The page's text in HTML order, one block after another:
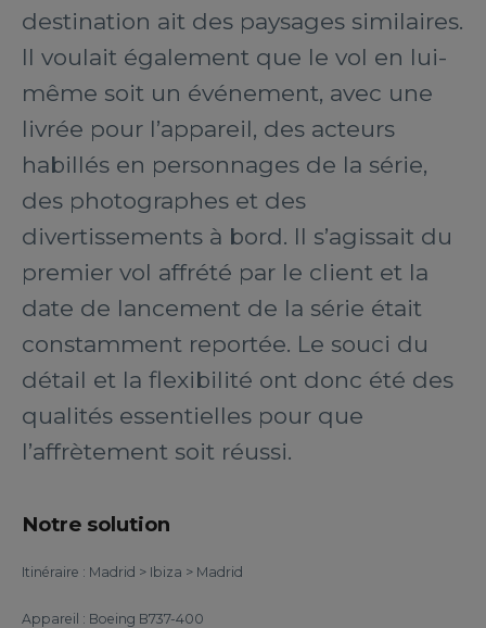
destination ait des paysages similaires.
Il voulait également que le vol en lui-
même soit un événement, avec une
livrée pour l’appareil, des acteurs
habillés en personnages de la série,
des photographes et des
divertissements à bord. Il s’agissait du
premier vol affrété par le client et la
date de lancement de la série était
constamment reportée. Le souci du
détail et la flexibilité ont donc été des
qualités essentielles pour que
l’affrètement soit réussi.
Notre solution
Itinéraire : Madrid > Ibiza > Madrid
Appareil : Boeing B737-400